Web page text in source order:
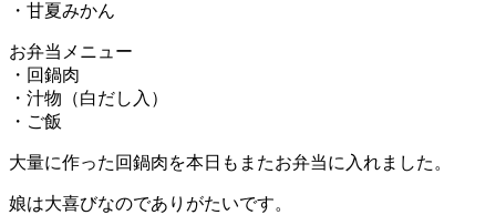
・甘夏みかん
お弁当メニュー
・回鍋肉
・汁物（白だし入）
・ご飯
大量に作った回鍋肉を本日もまたお弁当に入れました。
娘は大喜びなのでありがたいです。